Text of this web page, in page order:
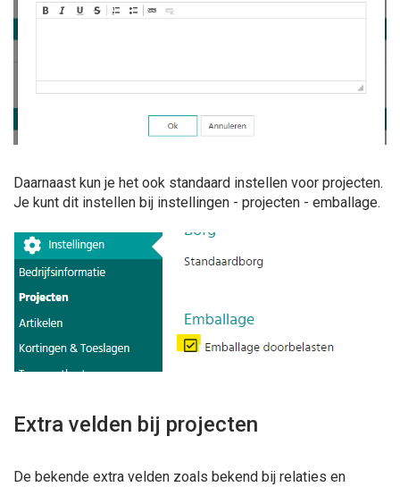
Daarnaast kun je het ook standaard instellen voor projecten.
Je kunt dit instellen bij instellingen - projecten - emballage.
Extra velden bij projecten
De bekende extra velden zoals bekend bij relaties en